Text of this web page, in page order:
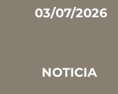
03/07/2026
NOTICIA